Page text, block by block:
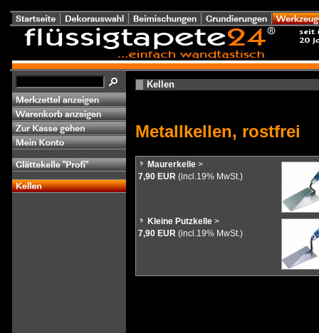
Kellen
Metallkellen, rostfrei
Maurerkelle >
7,90 EUR (incl.19% MwSt.)
Kleine Putzkelle >
7,90 EUR (incl.19% MwSt.)